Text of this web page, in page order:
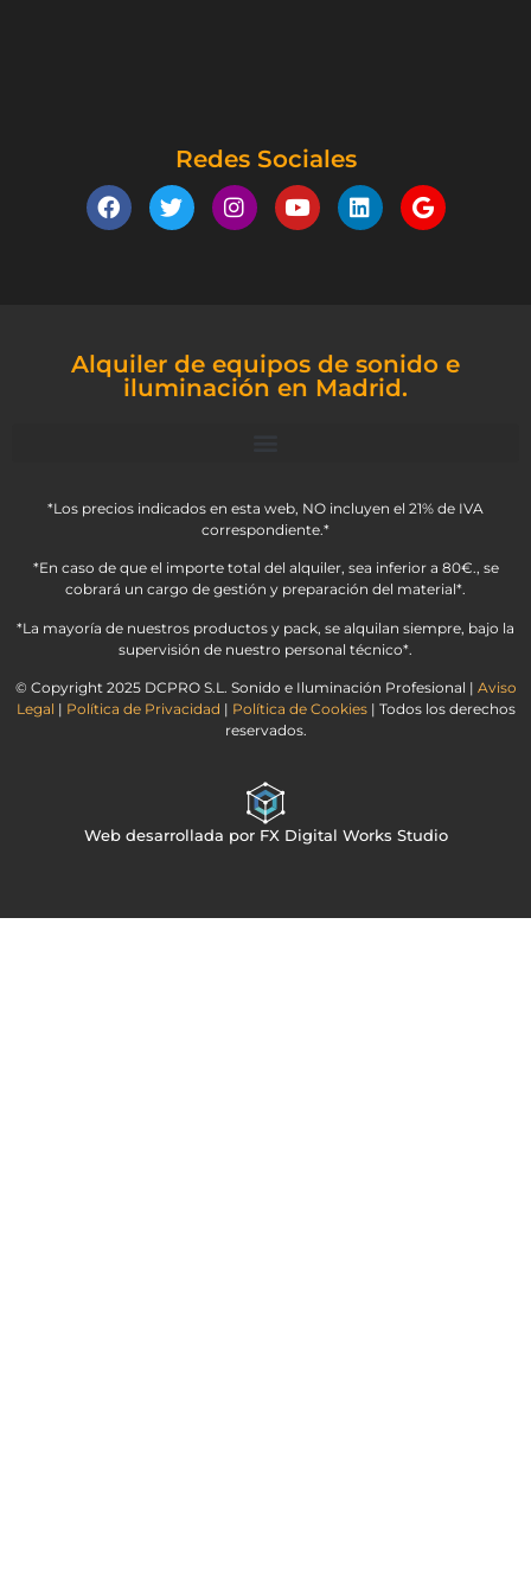
Redes Sociales
Alquiler de equipos de sonido e
iluminación en Madrid.
*Los precios indicados en esta web, NO incluyen el 21% de IVA
correspondiente.*
*En caso de que el importe total del alquiler, sea inferior a 80€., se
cobrará un cargo de gestión y preparación del material*.
*La mayoría de nuestros productos y pack, se alquilan siempre, bajo la
supervisión de nuestro personal técnico*.
© Copyright 2025 DCPRO S.L. Sonido e Iluminación Profesional | Aviso
Legal | Política de Privacidad | Política de Cookies| Todos los derechos
reservados.
Web desarrollada por FX Digital Works Studio